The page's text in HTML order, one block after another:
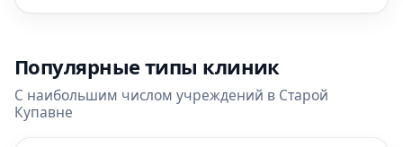
Популярные типы клиник
С наибольшим числом учреждений в Старой
Купавне